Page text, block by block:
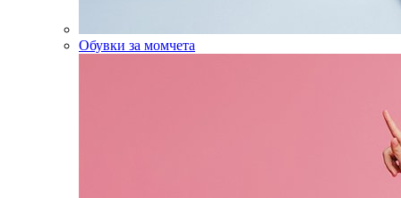
Обувки за момчета